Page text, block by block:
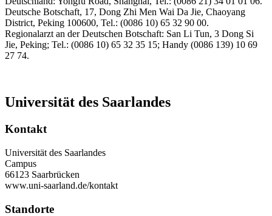
Deutsche Botschaft, 17, Dong Zhi Men Wai Da Jie, Chaoyang
District, Peking 100600, Tel.: (0086 10) 65 32 90 00.
Regionalarzt an der Deutschen Botschaft: San Li Tun, 3 Dong Si
Jie, Peking; Tel.: (0086 10) 65 32 35 15; Handy (0086 139) 10 69
27 74.
Universität des Saarlandes
Kontakt
Universität des Saarlandes
Campus
66123 Saarbrücken
www.uni-saarland.de/kontakt
Standorte